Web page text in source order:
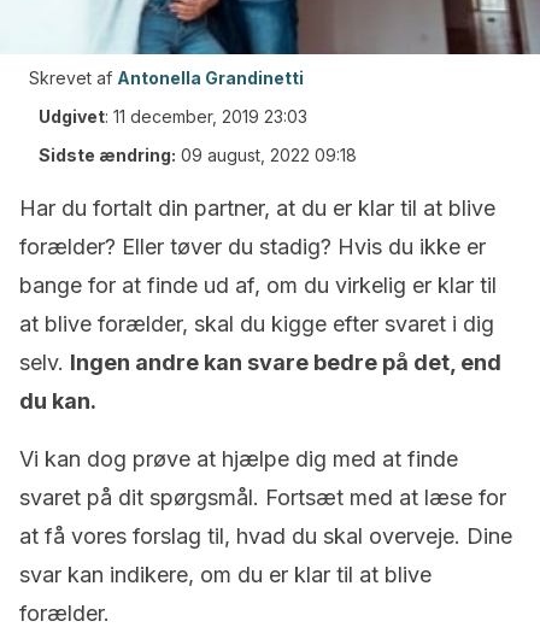
Skrevet af Antonella Grandinetti
Udgivet: 11 december, 2019 23:03
Sidste ændring: 09 august, 2022 09:18
Har du fortalt din partner, at du er klar til at blive
forælder? Eller tøver du stadig? Hvis du ikke er
bange for at finde ud af, om du virkelig er klar til
at blive forælder, skal du kigge efter svaret i dig
selv. Ingen andre kan svare bedre på det, end
du kan.
Vi kan dog prøve at hjælpe dig med at finde
svaret på dit spørgsmål. Fortsæt med at læse for
at få vores forslag til, hvad du skal overveje. Dine
svar kan indikere, om du er klar til at blive
forælder.